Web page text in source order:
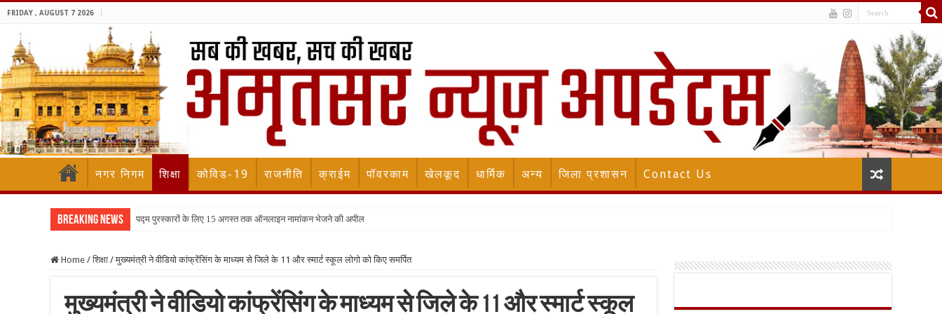
FRIDAY , AUGUST 7 2026
नगर निगम शिक्षा कोविड-19 राजनीति क्राईम पॉवरकाम खेलकूद धार्मिक अन्य जिला प्रशासन Contact Us
Breaking News पद्म पुरस्कारों के लिए 15 अगस्त तक ऑनलाइन नामांकन भेजने की अपील
Home / शिक्षा / मुख्यमंत्री ने वीडियो कांफ्रेंसिंग के माध्यम से जिले के 11 और स्मार्ट स्कूल लोगो को किए समर्पित
मुख्यमंत्री ने वीडियो कांफ्रेंसिंग के माध्यम से जिले के 11 और स्मार्ट स्कूल